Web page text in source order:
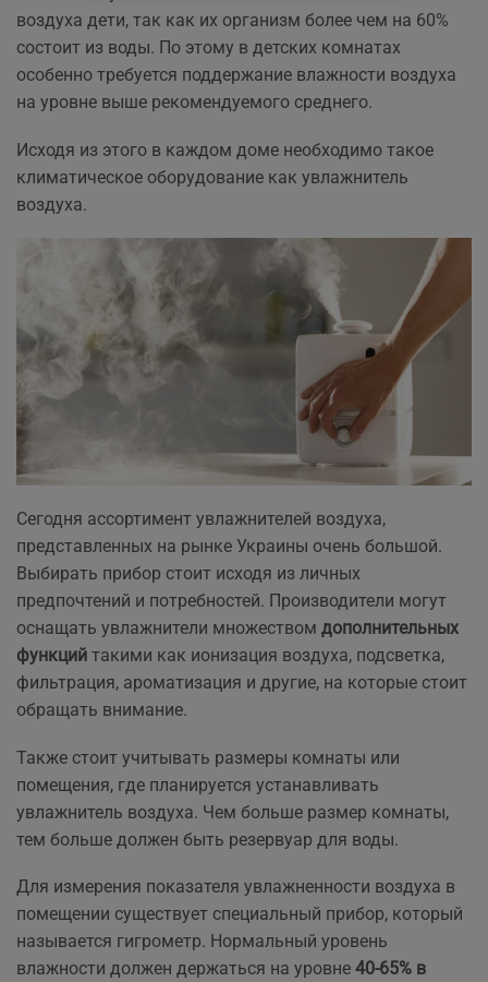
воздуха дети, так как их организм более чем на 60%
состоит из воды. По этому в детских комнатах
особенно требуется поддержание влажности воздуха
на уровне выше рекомендуемого среднего.
Исходя из этого в каждом доме необходимо такое
климатическое оборудование как увлажнитель
воздуха.
Сегодня ассортимент увлажнителей воздуха,
представленных на рынке Украины очень большой.
Выбирать прибор стоит исходя из личных
предпочтений и потребностей. Производители могут
оснащать увлажнители множеством дополнительных
функций такими как ионизация воздуха, подсветка,
фильтрация, ароматизация и другие, на которые стоит
обращать внимание.
Также стоит учитывать размеры комнаты или
помещения, где планируется устанавливать
увлажнитель воздуха. Чем больше размер комнаты,
тем больше должен быть резервуар для воды.
Для измерения показателя увлажненности воздуха в
помещении существует специальный прибор, который
называется гигрометр. Нормальный уровень
влажности должен держаться на уровне 40-65% в